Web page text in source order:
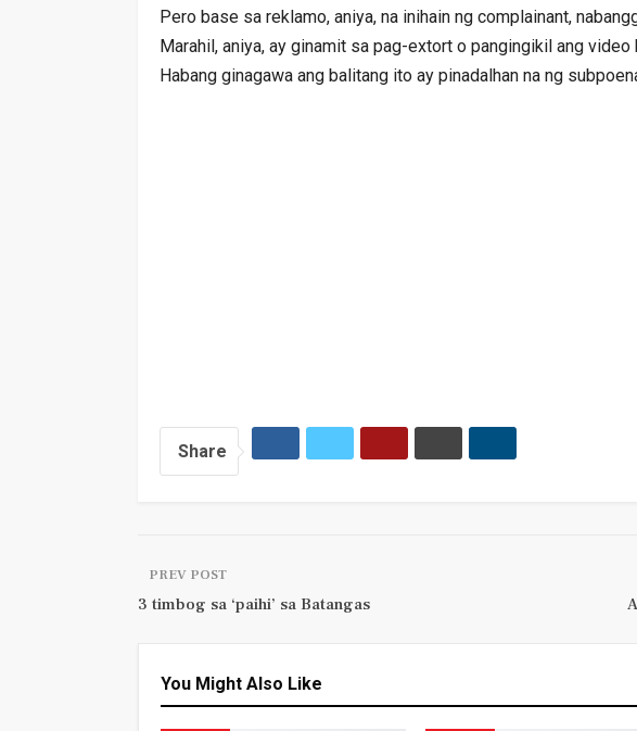
Pero base sa reklamo, aniya, na inihain ng complainant,
Marahil, aniya, ay ginamit sa pag-extort o pangingikil ang video
Habang ginagawa ang balitang ito ay pinadalhan na ng
Share
PREV POST
3 timbog sa ‘paihi’ sa Batangas
You Might Also Like